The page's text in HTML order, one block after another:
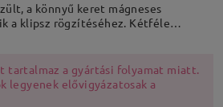
a könnyű keret mágneses
a klipsz rögzítéséhez. Kétféle
váltogathasson a dioptriás
napi viselethez.
tartalmaz a gyártási folyamat miatt.
legyenek elővigyázatosak a